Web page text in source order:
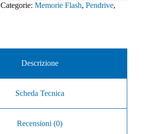
Categorie: Memorie Flash, Pendrive,
Descrizione
Scheda Tecnica
Recensioni (0)